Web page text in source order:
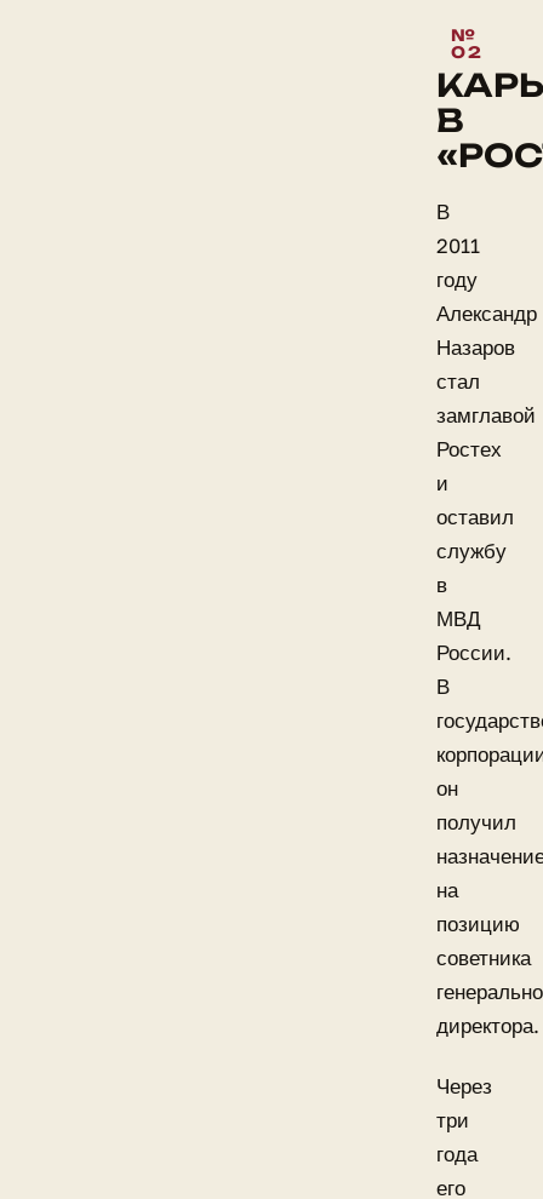
В
В
2011
году
Александр
Назаров
стал
замглавой
Ростех
и
оставил
службу
в
МВД
России.
В
он
получил
на
позицию
советника
директора.
Через
три
года
его